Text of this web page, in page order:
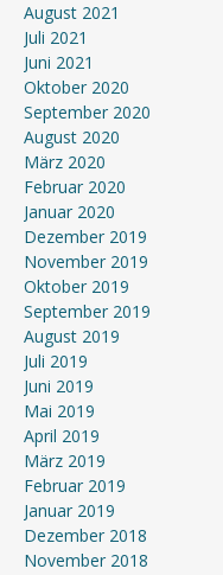
August 2021
Juli 2021
Juni 2021
Oktober 2020
September 2020
August 2020
März 2020
Februar 2020
Januar 2020
Dezember 2019
November 2019
Oktober 2019
September 2019
August 2019
Juli 2019
Juni 2019
Mai 2019
April 2019
März 2019
Februar 2019
Januar 2019
Dezember 2018
November 2018